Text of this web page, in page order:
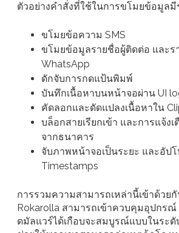
ตัวอย่างคำสั่งที่ใช้ในการขโมยข้อมูลมี
ขโมยข้อความ SMS
ขโมยข้อมูลรายชื่อผู้ติดต่อ และร
WhatsApp
ดักจับการกดแป้นพิมพ์
บันทึกเนื้อหาบนหน้าจอผ่าน UI
คัดลอกและดัดแปลงเนื้อหาใน
บล็อกสายเรียกเข้า และการแจ้ง
จากธนาคาร
จับภาพหน้าจอเป็นระยะ และอัป
Timestamps
การรวมความสามารถเหล่านี้เข้าด้วย
Rokarolla สามารถเข้าควบคุมอุปกร
ดมัลแวร์ได้เกือบจะสมบูรณ์แบบในระดั